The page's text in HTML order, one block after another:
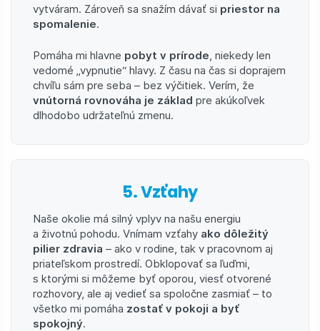
vytváram. Zároveň sa snažím dávať si priestor na
spomalenie.
Pomáha mi hlavne pobyt v prírode , niekedy len
vedomé „vypnutie“ hlavy. Z času na čas si doprajem
chvíľu sám pre seba – bez výčitiek. Verím, že
vnútorná rovnováha je základ pre akúkoľvek
dlhodobo udržateľnú zmenu.
5. Vzťahy
Naše okolie má silný vplyv na našu energiu
a životnú pohodu. Vnímam vzťahy ako dôležitý
pilier zdravia – ako v rodine, tak v pracovnom aj
priateľskom prostredí. Obklopovať sa ľuďmi,
s ktorými si môžeme byť oporou, viesť otvorené
rozhovory, ale aj vedieť sa spoločne zasmiať – to
všetko mi pomáha zostať v pokoji a byť
spokojný.